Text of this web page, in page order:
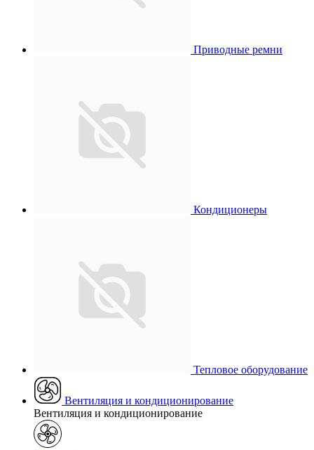
Приводные ремни
Кондиционеры
Тепловое оборудование
Вентиляция и кондиционирование
Вентиляция и кондиционирование